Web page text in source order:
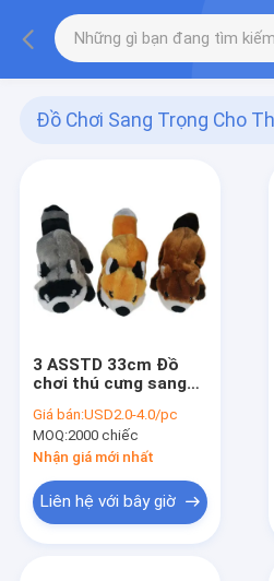
Đồ Chơi Sang Trọng Cho
3 ASSTD 33cm Đồ
chơi thú cưng sang
Giá bán:USD2.0-4.0/pc
MOQ:2000 chiếc
Nhận giá mới nhất
Liên hệ với bây giờ